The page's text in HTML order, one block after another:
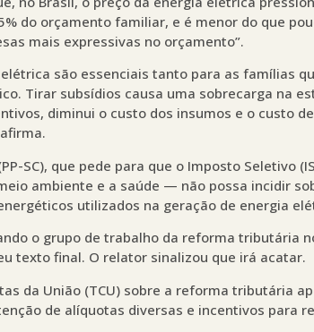
do orçamento familiar, e é menor do que
mais expressivas no orçamento”.
são essenciais tanto para as famílias
Tirar subsídios causa uma sobrecarga na
diminui o custo dos insumos e o custo
SC), que pede para que o Imposto Seletivo
ambiente e a saúde — não possa incidir
utilizados na geração de energia
o grupo de trabalho da reforma tributária
texto final. O relator sinalizou que irá acatar.
da União (TCU) sobre a reforma tributária
de alíquotas diversas e incentivos para